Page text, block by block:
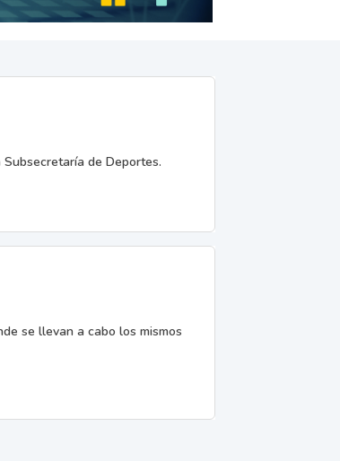
de Deportes.
se llevan a cabo los mismos